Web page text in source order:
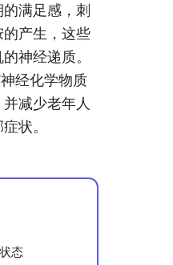
满足感，刺
产生，这些
神经递质。
经化学物质
减少老年人
状。
态